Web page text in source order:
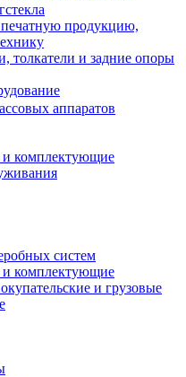
продукцию,
толкатели и задние опоры
аппаратов
и комплектующие
систем
и комплектующие
и грузовые